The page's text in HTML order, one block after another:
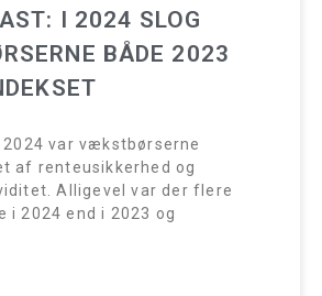
I 2024 SLOG
BÅDE 2023
2024 var vækstbørserne
af renteusikkerhed og
Alligevel var der flere
i 2024 end i 2023 og